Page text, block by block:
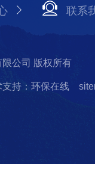
联系
公司 版权所有
支持：环保在线